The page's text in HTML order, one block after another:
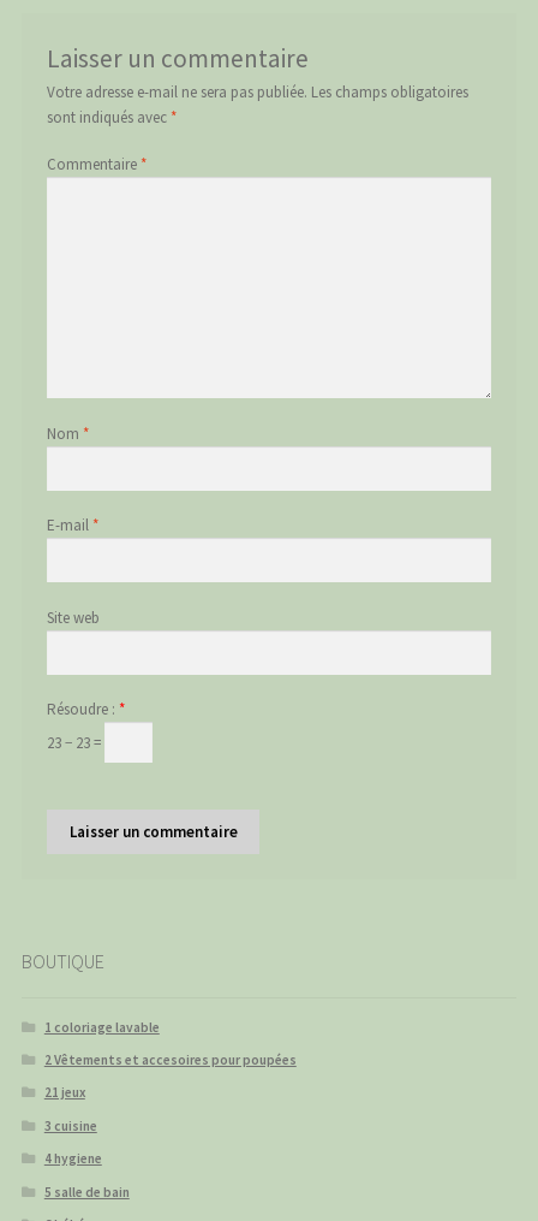
Laisser un commentaire
Votre adresse e-mail ne sera pas publiée. Les champs obligatoires
sont indiqués avec *
Commentaire *
Nom *
E-mail *
Site web
Résoudre : *
23 − 23 =
BOUTIQUE
1 coloriage lavable
2 Vêtements et accesoires pour poupées
21 jeux
3 cuisine
4 hygiene
5 salle de bain